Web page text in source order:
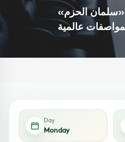
الحزم»
عالمية
Day
Monday